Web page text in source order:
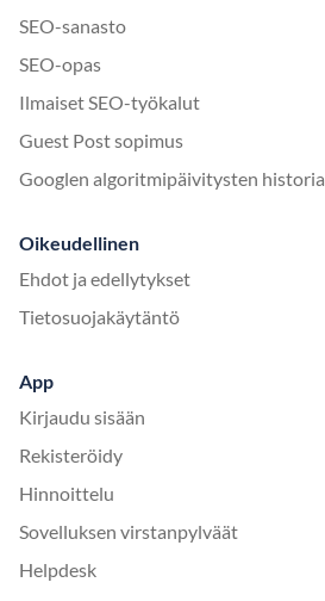
SEO-sanasto
SEO-opas
Ilmaiset SEO-työkalut
Guest Post sopimus
Googlen algoritmipäivitysten historia
Oikeudellinen
Ehdot ja edellytykset
Tietosuojakäytäntö
App
Kirjaudu sisään
Rekisteröidy
Hinnoittelu
Sovelluksen virstanpylväät
Helpdesk